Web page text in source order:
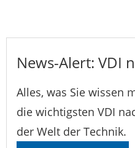
News-Alert: VDI
Alles, was Sie wissen
die wichtigsten VDI
der Welt der Technik.